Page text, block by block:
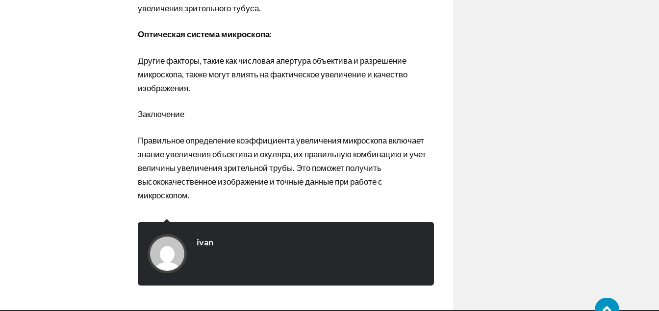
увеличения зрительного тубуса.
Оптическая система микроскопа:
Другие факторы, такие как числовая апертура объектива и разрешение
микроскопа, также могут влиять на фактическое увеличение и качество
изображения.
Заключение
Правильное определение коэффициента увеличения микроскопа включает
знание увеличения объектива и окуляра, их правильную комбинацию и учет
величины увеличения зрительной трубы. Это поможет получить
высококачественное изображение и точные данные при работе с
микроскопом.
ivan